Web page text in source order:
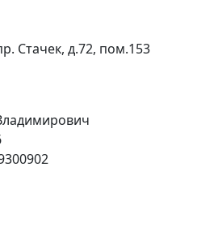
Стачек, д.72, пом.153